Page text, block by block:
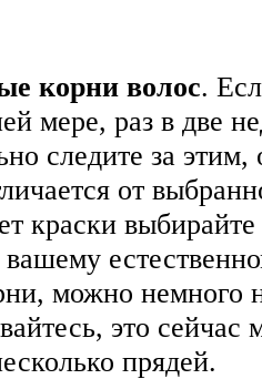
корни волос.
мере, раз в две
следите за этим,
от
краски
можно немного
это сейчас
прядей.